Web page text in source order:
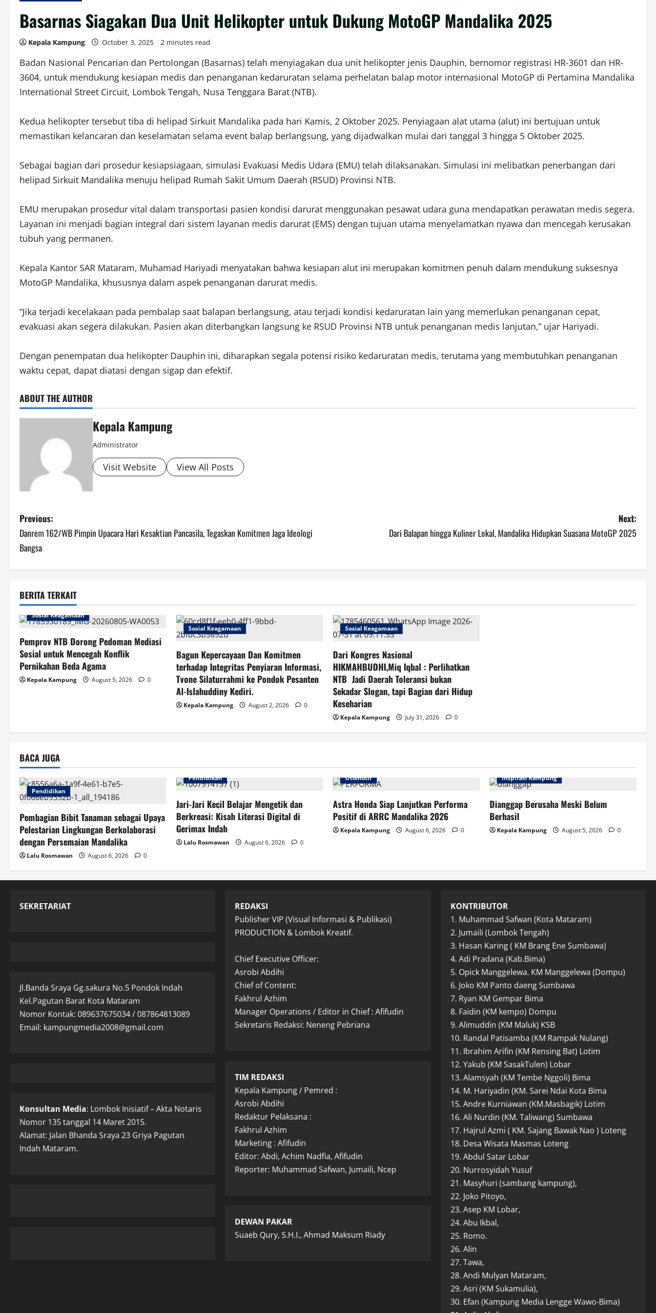
Basarnas Siagakan Dua Unit Helikopter untuk Dukung MotoGP Mandalika 2025
Kepala Kampung October 3, 2025 2 minutes read
Badan Nasional Pencarian dan Pertolongan (Basarnas) telah menyiagakan dua unit helikopter jenis Dauphin, bernomor registrasi HR-3601 dan HR-
3604, untuk mendukung kesiapan medis dan penanganan kedaruratan selama perhelatan balap motor internasional MotoGP di Pertamina Mandalika
International Street Circuit, Lombok Tengah, Nusa Tenggara Barat (NTB).
Kedua helikopter tersebut tiba di helipad Sirkuit Mandalika pada hari Kamis, 2 Oktober 2025. Penyiagaan alat utama (alut) ini bertujuan untuk
memastikan kelancaran dan keselamatan selama event balap berlangsung, yang dijadwalkan mulai dari tanggal 3 hingga 5 Oktober 2025.
Sebagai bagian dari prosedur kesiapsiagaan, simulasi Evakuasi Medis Udara (EMU) telah dilaksanakan. Simulasi ini melibatkan penerbangan dari
helipad Sirkuit Mandalika menuju helipad Rumah Sakit Umum Daerah (RSUD) Provinsi NTB.
EMU merupakan prosedur vital dalam transportasi pasien kondisi darurat menggunakan pesawat udara guna mendapatkan perawatan medis segera.
Layanan ini menjadi bagian integral dari sistem layanan medis darurat (EMS) dengan tujuan utama menyelamatkan nyawa dan mencegah kerusakan
tubuh yang permanen.
Kepala Kantor SAR Mataram, Muhamad Hariyadi menyatakan bahwa kesiapan alut ini merupakan komitmen penuh dalam mendukung suksesnya
MotoGP Mandalika, khususnya dalam aspek penanganan darurat medis.
“Jika terjadi kecelakaan pada pembalap saat balapan berlangsung, atau terjadi kondisi kedaruratan lain yang memerlukan penanganan cepat,
evakuasi akan segera dilakukan. Pasien akan diterbangkan langsung ke RSUD Provinsi NTB untuk penanganan medis lanjutan,” ujar Hariyadi.
Dengan penempatan dua helikopter Dauphin ini, diharapkan segala potensi risiko kedaruratan medis, terutama yang membutuhkan penanganan
waktu cepat, dapat diatasi dengan sigap dan efektif.
ABOUT THE AUTHOR
Kepala Kampung
Administrator
Visit Website View All Posts
P
o
n
a
v
i
g
o
n
Previous:
Danrem 162/WB Pimpin Upacara Hari Kesaktian Pancasila, Tegaskan Komitmen Jaga Ideologi
Bangsa
Next:
Dari Balapan hingga Kuliner Lokal, Mandalika Hidupkan Suasana MotoGP 2025
BERITA TERKAIT
Sosial Keagamaan
Pemprov NTB Dorong Pedoman Mediasi
Sosial untuk Mencegah Konflik
Pernikahan Beda Agama
Kepala Kampung August 5, 2026 0
Sosial Keagamaan
Bagun Kepercayaan Dan Komitmen
terhadap Integritas Penyiaran Informasi,
Tvone Silaturrahmi ke Pondok Pesanten
Al-Islahuddiny Kediri.
Kepala Kampung August 2, 2026 0
Sosial Keagamaan
Dari Kongres Nasional
HIKMAHBUDHI,Miq Iqbal : Perlihatkan
NTB Jadi Daerah Toleransi bukan
Sekadar Slogan, tapi Bagian dari Hidup
Keseharian
Kepala Kampung July 31, 2026 0
BACA JUGA
Pendidikan
Pembagian Bibit Tanaman sebagai Upaya
Pelestarian Lingkungan Berkolaborasi
dengan Persemaian Mandalika
Lalu Rosmawan August 6, 2026 0
Pendidikan
Jari-Jari Kecil Belajar Mengetik dan
Berkreasi: Kisah Literasi Digital di
Gerimax Indah
Lalu Rosmawan August 6, 2026 0
Otomotif
Astra Honda Siap Lanjutkan Performa
Positif di ARRC Mandalika 2026
Kepala Kampung August 6, 2026 0
Inspirasi Kampung
Dianggap Berusaha Meski Belum
Berhasil
Kepala Kampung August 5, 2026 0
SEKRETARIAT
Jl.Banda Sraya Gg.sakura No.5 Pondok Indah
Kel.Pagutan Barat Kota Mataram
Nomor Kontak: 089637675034 / 087864813089
Email: kampungmedia2008@gmail.com
Konsultan Media: Lombok Inisiatif – Akta Notaris
Nomor 135 tanggal 14 Maret 2015.
Alamat: Jalan Bhanda Sraya 23 Griya Pagutan
Indah Mataram.
REDAKSI
Publisher VIP (Visual Informasi & Publikasi)
PRODUCTION & Lombok Kreatif.
Chief Executive Officer:
Asrobi Abdihi
Chief of Content:
Fakhrul Azhim
Manager Operations / Editor in Chief : Afifudin
Sekretaris Redaksi: Neneng Pebriana
TIM REDAKSI
Kepala Kampung / Pemred :
Asrobi Abdihi
Redaktur Pelaksana :
Fakhrul Azhim
Marketing : Afifudin
Editor: Abdi, Achim Nadfia, Afifudin
Reporter: Muhammad Safwan, Jumaili, Ncep
DEWAN PAKAR
Suaeb Qury, S.H.I., Ahmad Maksum Riady
KONTRIBUTOR
1. Muhammad Safwan (Kota Mataram)
2. Jumaili (Lombok Tengah)
3. Hasan Karing ( KM Brang Ene Sumbawa)
4. Adi Pradana (Kab.Bima)
5. Opick Manggelewa. KM Manggelewa (Dompu)
6. Joko KM Panto daeng Sumbawa
7. Ryan KM Gempar Bima
8. Faidin (KM kempo) Dompu
9. Alimuddin (KM Maluk) KSB
10. Randal Patisamba (KM Rampak Nulang)
11. Ibrahim Arifin (KM Rensing Bat) Lotim
12. Yakub (KM SasakTulen) Lobar
13. Alamsyah (KM Tembe Nggoli) Bima
14. M. Hariyadin (KM. Sarei Ndai Kota Bima
15. Andre Kurniawan (KM.Masbagik) Lotim
16. Ali Nurdin (KM. Taliwang) Sumbawa
17. Hajrul Azmi ( KM. Sajang Bawak Nao ) Loteng
18. Desa Wisata Masmas Loteng
19. Abdul Satar Lobar
20. Nurrosyidah Yusuf
21. Masyhuri (sambang kampung),
22. Joko Pitoyo,
23. Asep KM Lobar,
24. Abu Ikbal,
25. Romo.
26. Alin
27. Tawa,
28. Andi Mulyan Mataram,
29. Asri (KM Sukamulia),
30. Efan (Kampung Media Lengge Wawo-Bima)